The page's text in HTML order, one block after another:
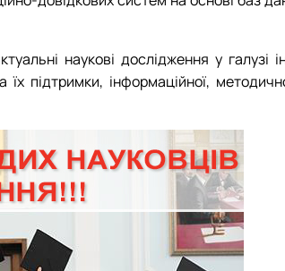
наукові дослідження у галузі
підтримки, інформаційної,